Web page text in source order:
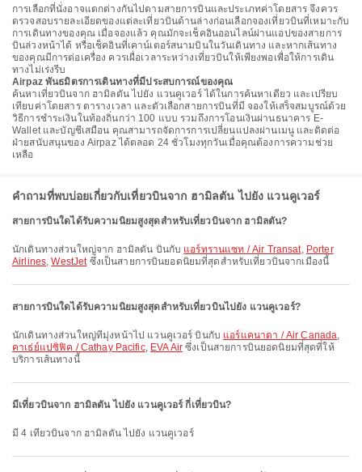
การเลือกที่นั่งอาจแตกต่างกันไปตามสายการบินและประเภทค่าโดยสาร จึงควร
ตรวจสอบรายละเอียดของแต่ละเที่ยวบินด้านล่างก่อนเลือกจองเที่ยวบินที่เหมาะกับ
การเดินทางของคุณ เมื่อจองแล้ว คุณมักจะเช็คอินออนไลน์ผ่านแอปของสายการ
บินล่วงหน้าได้ หรือเช็คอินที่เคาน์เตอร์สนามบินในวันเดินทาง และหากเส้นทาง
ของคุณมีการต่อเครื่อง ควรเผื่อเวลาระหว่างเที่ยวบินให้เพียงพอเพื่อให้การเดิน
ทางไม่เร่งรีบ
Airpaz พันธมิตรการเดินทางที่มีประสบการณ์ของคุณ
ค้นหาเที่ยวบินจาก ฮามิลตัน ไปยัง แวนคูเวอร์ ได้ในการค้นหาเดียว และเปรียบ
เทียบค่าโดยสาร ตารางเวลา และตัวเลือกสายการบินที่มี จองให้เสร็จสมบูรณ์ด้วย
วิธีการชำระเงินในท้องถิ่นกว่า 100 แบบ รวมถึงการโอนเงินผ่านธนาคาร E-
Wallet และบัญชีเสมือน คุณสามารถจัดการการเปลี่ยนแปลงผ่านเมนู และติดต่อ
ฝ่ายสนับสนุนของ Airpaz ได้ตลอด 24 ชั่วโมงทุกวันเมื่อคุณต้องการความช่วย
เหลือ
คำถามที่พบบ่อยเกี่ยวกับเที่ยวบินจาก ฮามิลตัน ไปยัง แวนคูเวอร์
สายการบินใดได้รับความนิยมสูงสุดสำหรับเที่ยวบินจาก ฮามิลตัน?
นักเดินทางส่วนใหญ่จาก ฮามิลตัน บินกับ แอร์ทรานแซท / Air Transat, Porter
Airlines,WestJetซึ่งเป็นสายการบินยอดนิยมที่สุดสำหรับเที่ยวบินจากเมืองนี้
สายการบินใดได้รับความนิยมสูงสุดสำหรับเที่ยวบินไปยัง แวนคูเวอร์?
นักเดินทางส่วนใหญ่ที่มุ่งหน้าไป แวนคูเวอร์ บินกับ แอร์แคนาดา / Air Canada,
คาเธ่ย์แปซิฟิค / Cathay Pacific, EVA Air ซึ่งเป็นสายการบินยอดนิยมที่สุดที่ให้
บริการเส้นทางนี้
มีเที่ยวบินจาก ฮามิลตัน ไปยัง แวนคูเวอร์ กี่เที่ยวบิน?
มี 4 เที่ยวบินจาก ฮามิลตัน ไปยัง แวนคูเวอร์